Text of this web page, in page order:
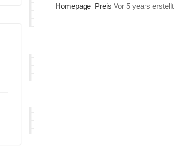
Homepage_Preis Vor 5 years erstellt